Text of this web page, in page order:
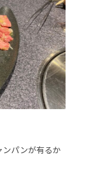
パンが有るか